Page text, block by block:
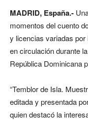
MADRID, España.-
momentos del cuento
y licencias variadas
en circulación durante
República Dominicana
“Temblor de Isla.
editada y presentada
quien destacó la